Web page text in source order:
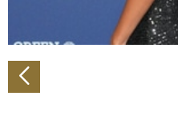
soziale Medien, Werbung
Partner führen diese
haben oder die sie im
gesammelt haben.